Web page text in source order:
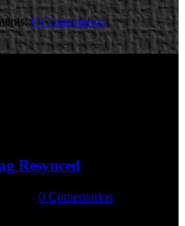
0 Comentarios
Resynced
0 Comentarios